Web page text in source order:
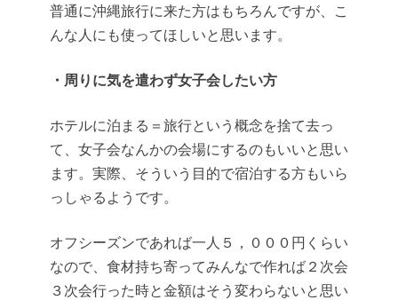
普通に沖縄旅行に来た方はもちろんですが、こ
んな人にも使ってほしいと思います。
・周りに気を遣わず女子会したい方
ホテルに泊まる＝旅行という概念を捨て去っ
て、女子会なんかの会場にするのもいいと思い
ます。実際、そういう目的で宿泊する方もいら
っしゃるようです。
オフシーズンであれば一人５，０００円くらい
なので、食材持ち寄ってみんなで作れば２次会
３次会行った時と金額はそう変わらないと思い